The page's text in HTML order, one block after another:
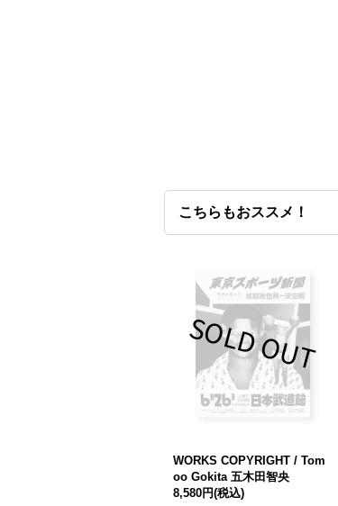
こちらもおススメ！
WORKS COPYRIGHT / Tom
oo Gokita 五木田智央
8,580円(税込)